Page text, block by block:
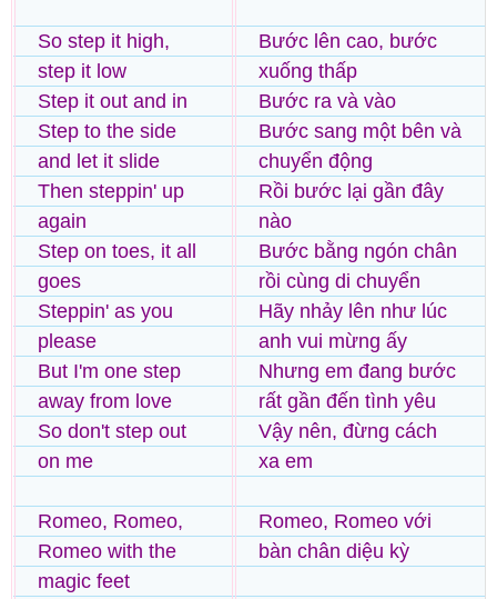
So step it high,
step it low
Step it out and in
Step to the side
and let it slide
Then steppin' up
again
Step on toes, it all
goes
Steppin' as you
please
But I'm one step
away from love
So don't step out
on me
Romeo, Romeo,
Romeo with the
magic feet
Bước lên cao, bước
xuống thấp
Bước ra và vào
Bước sang một bên và
chuyển động
Rồi bước lại gần đây
nào
Bước bằng ngón chân
rồi cùng di chuyển
Hãy nhảy lên như lúc
anh vui mừng ấy
Nhưng em đang bước
rất gần đến tình yêu
Vậy nên, đừng cách
xa em
Romeo, Romeo với
bàn chân diệu kỳ